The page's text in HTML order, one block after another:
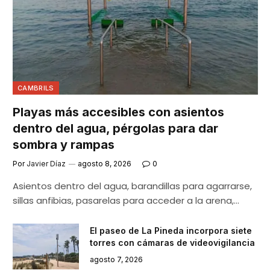
CAMBRILS
Playas más accesibles con asientos
dentro del agua, pérgolas para dar
sombra y rampas
Por Javier Díaz agosto 8, 2026 0
Asientos dentro del agua, barandillas para agarrarse,
sillas anfibias, pasarelas para acceder a la arena,…
El paseo de La Pineda incorpora siete
torres con cámaras de videovigilancia
agosto 7, 2026